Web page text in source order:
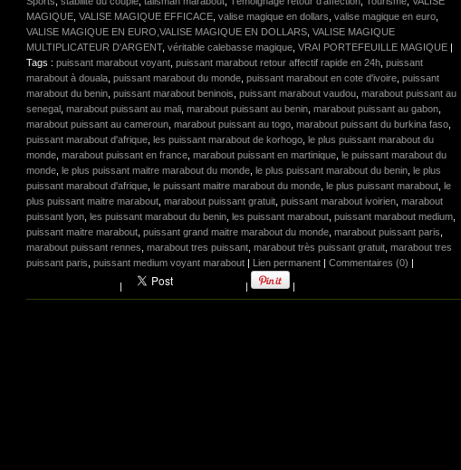
MAGIQUE VALISE MAGIQUE EFFICACE valise magique en dollars valise magique en euro
VALISE MAGIQUE EN EURO,VALISE MAGIQUE EN DOLLARS VALISE MAGIQUE
MULTIPLICATEUR D'ARGENT, véritable calebasse magique VRAI PORTEFEUILLE MAGIQUE |
Tags : puissant marabout voyant puissant marabout retour affectif rapide en 24h puissant
marabout à douala puissant marabout du monde puissant marabout en cote d'ivoire puissant
marabout du benin puissant marabout beninois puissant marabout vaudou marabout puissant au
senegal marabout puissant au mali marabout puissant au benin marabout puissant au gabon
marabout puissant au cameroun marabout puissant au togo marabout puissant du burkina faso
puissant marabout d'afrique les puissant marabout de korhogo le plus puissant marabout du
monde marabout puissant en france marabout puissant en martinique le puissant marabout du
monde le plus puissant maitre marabout du monde le plus puissant marabout du benin le plus
puissant marabout d'afrique le puissant maitre marabout du monde le plus puissant marabout le
plus puissant maitre marabout marabout puissant gratuit puissant marabout ivoirien marabout
puissant lyon les puissant marabout du benin les puissant marabout puissant marabout medium
puissant maitre marabout puissant grand maitre marabout du monde marabout puissant paris
marabout puissant rennes marabout tres puissant marabout très puissant gratuit marabout tres
puissant paris puissant medium voyant marabout | Lien permanent | Commentaires (0) |
| | |